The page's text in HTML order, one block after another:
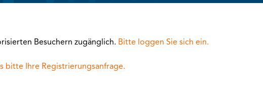
Besuchern zugänglich. Bitte loggen Sie sich ein.
bitte Ihre Registrierungsanfrage.